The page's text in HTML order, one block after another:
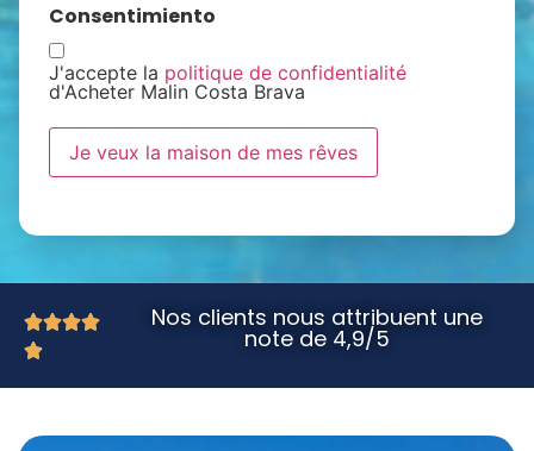
Consentimiento
J'accepte la politique de confidentialité
d'Acheter Malin Costa Brava
Je veux la maison de mes rêves
Nos clients nous attribuent une
note de 4,9/5